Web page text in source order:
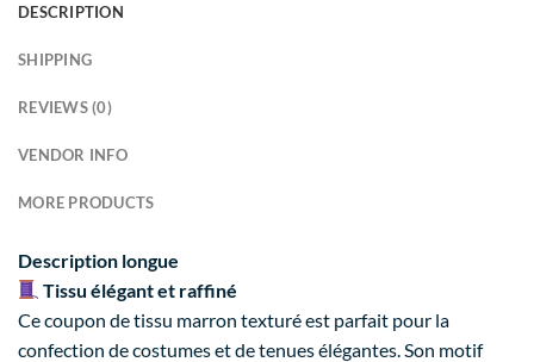
DESCRIPTION
SHIPPING
REVIEWS (0)
VENDOR INFO
MORE PRODUCTS
Description longue
Tissu élégant et raffiné
Ce coupon de tissu marron texturé est parfait pour la
confection de costumes et de tenues élégantes. Son motif